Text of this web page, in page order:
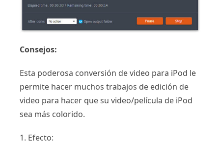
Consejos:
Esta poderosa conversión de video para iPod le
permite hacer muchos trabajos de edición de
video para hacer que su video/película de iPod
sea más colorido.
1. Efecto: